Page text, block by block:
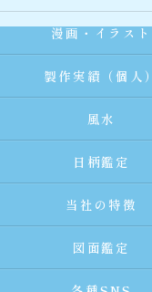
漫画・イラスト
製作実績（個人）
風水
日柄鑑定
当社の特徴
図面鑑定